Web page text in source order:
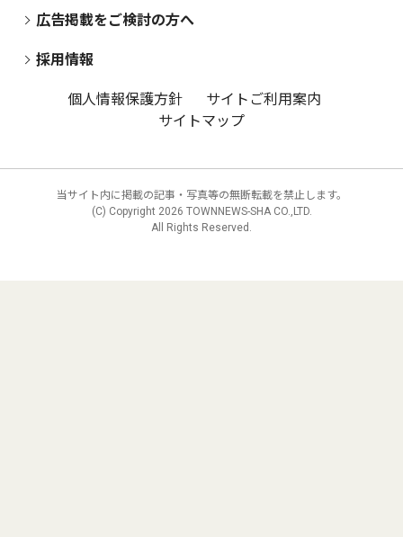
広告掲載をご検討の方へ
採用情報
個人情報保護方針
サイトご利用案内
サイトマップ
当サイト内に掲載の記事・写真等の無断転載を禁止します。
(C) Copyright 2026 TOWNNEWS-SHA CO.,LTD.
All Rights Reserved.